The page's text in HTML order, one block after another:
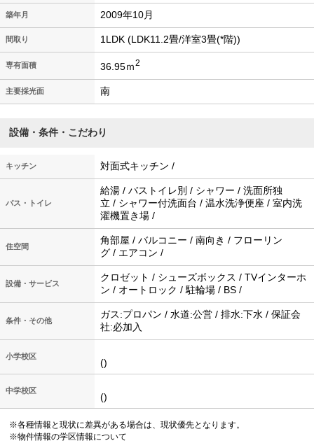
築年月 2009年10月
間取り 1LDK (LDK11.2畳/洋室3畳(*階))
専有面積 36.95ｍ2
主要採光面 南
設備・条件・こだわり
キッチン 対面式キッチン /
バス・トイレ
給湯 / バストイレ別 / シャワー / 洗面所独
立 / シャワー付洗面台 / 温水洗浄便座 / 室内洗
濯機置き場 /
住空間
角部屋 / バルコニー / 南向き / フローリン
グ / エアコン /
設備・サービス
クロゼット / シューズボックス / TVインターホ
ン / オートロック / 駐輪場 / BS /
条件・その他
ガス:プロパン / 水道:公営 / 排水:下水 / 保証会
社:必加入
小学校区
()
中学校区
()
※各種情報と現状に差異がある場合は、現状優先となります。
※物件情報の学区情報について